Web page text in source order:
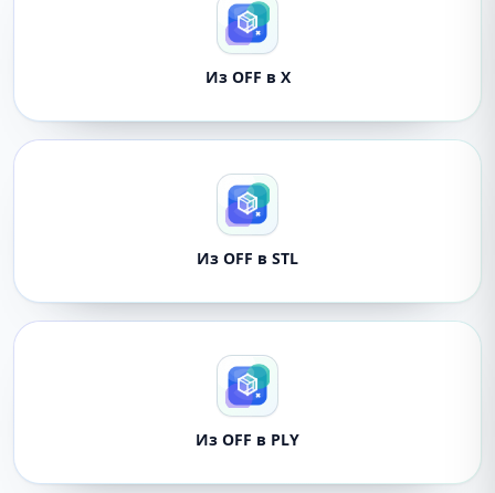
Из OFF в X
Из OFF в STL
Из OFF в PLY